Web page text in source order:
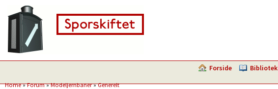
Forside Bibliotek
Home»Forum»Modeljernbaner»Generelt